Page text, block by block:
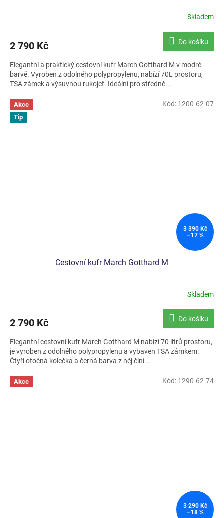
Skladem
2 790 Kč Do košíku
Elegantní a praktický cestovní kufr March Gotthard M v modré
barvě. Vyroben z odolného polypropylenu, nabízí 70L prostoru,
TSA zámek a výsuvnou rukojeť. Ideální pro středně...
Akce
Tip
3 390 Kč
–17 %
Cestovní kufr March Gotthard M
je
z
5
hvězdiček.
Skladem
2 790 Kč Do košíku
Elegantní cestovní kufr March Gotthard M nabízí 70 litrů prostoru,
je vyroben z odolného polypropylenu a vybaven TSA zámkem.
Čtyři otočná kolečka a černá barva z něj činí...
Kód: 1200-62-07
Akce
3 290 Kč
–18 %
Kód: 1290-62-74